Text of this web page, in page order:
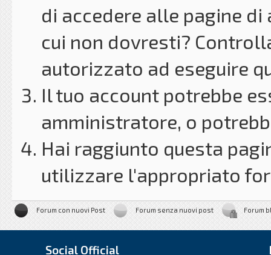
di accedere alle pagine
cui non dovresti?
autorizzato ad eseguire
Il tuo account potrebbe
amministratore, o
Hai raggiunto questa
utilizzare l'appropriato
Forum con nuovi Post Forum senza nuovi post Forum
Social Official